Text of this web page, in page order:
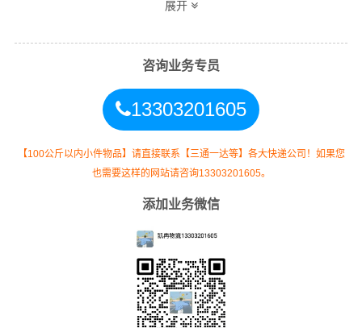
考，不作为最终成交价格，望知晓！
根据货物类型选择合适车型
展开
咨询业务专员
13303201605
【100公斤以内小件物品】请直接联系【三通一达等】各大快递公司！如果您
也需要这样的网站请咨询13303201605。
添加业务微信